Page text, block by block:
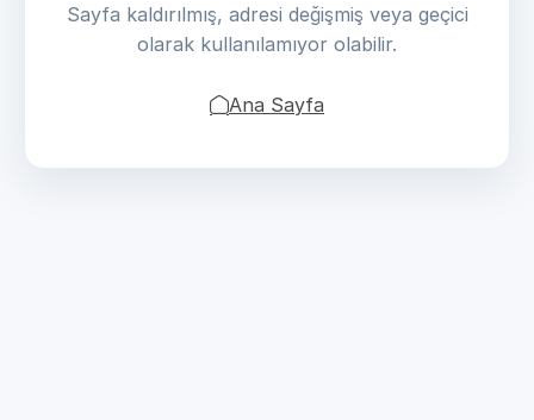
Sayfa kaldırılmış, adresi değişmiş veya geçici
olarak kullanılamıyor olabilir.
Ana Sayfa